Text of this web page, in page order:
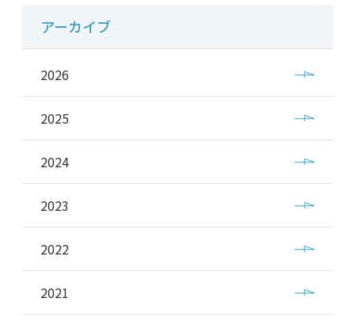
アーカイブ
2026
2025
2024
2023
2022
2021